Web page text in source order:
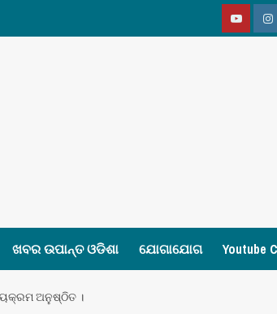
Youtube
ଖବର ଉପାନ୍ତ ଓଡିଶା ଯୋଗାଯୋଗ Youtube
ଅନୁଷ୍ଠିତ ।